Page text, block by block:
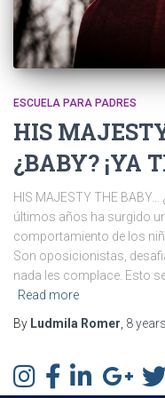
ESCUELA PARA PADRES
HIS
¿BABY? ¡YA
HIS MAJESTY THE BABY…
últimos años ha surgido
comportamiento de los
Son oposicionistas,
nada les complace. Esto
Read more
By Ludmila Romer 8 years